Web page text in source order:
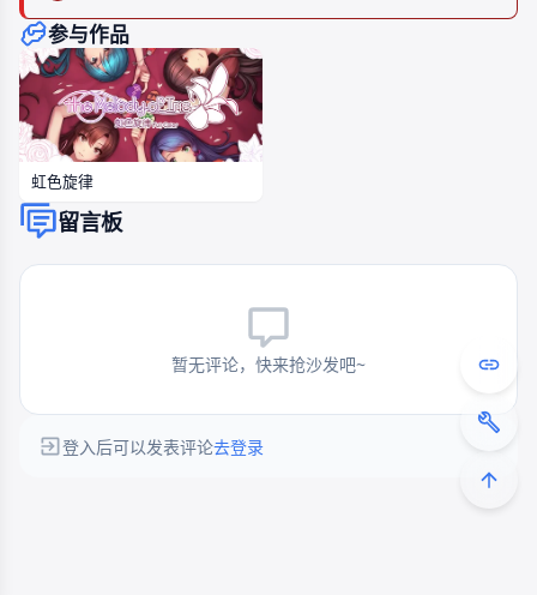
参与作品
虹色旋律
留言板
暂无评论，快来抢沙发吧~
登入后可以发表评论去登录